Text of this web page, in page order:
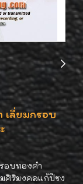
เลี่ยมกรอบ
อบทองคำ
มศิริมงคลแก้ปีชง